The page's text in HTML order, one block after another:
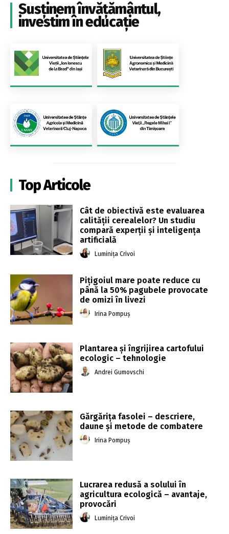
Susținem învățământul,
investim în educație
Top Articole
Cât de obiectivă este evaluarea
calității cerealelor? Un studiu
compară experții și inteligența
artificială
Luminița Crivoi
Pițigoiul mare poate reduce cu
până la 50% pagubele provocate
de omizi în livezi
Irina Pompuș
Plantarea și îngrijirea cartofului
ecologic – tehnologie
Andrei Gumovschi
Gărgăriţa fasolei – descriere,
daune și metode de combatere
Irina Pompuș
Lucrarea redusă a solului în
agricultura ecologică – avantaje,
provocări
Luminița Crivoi